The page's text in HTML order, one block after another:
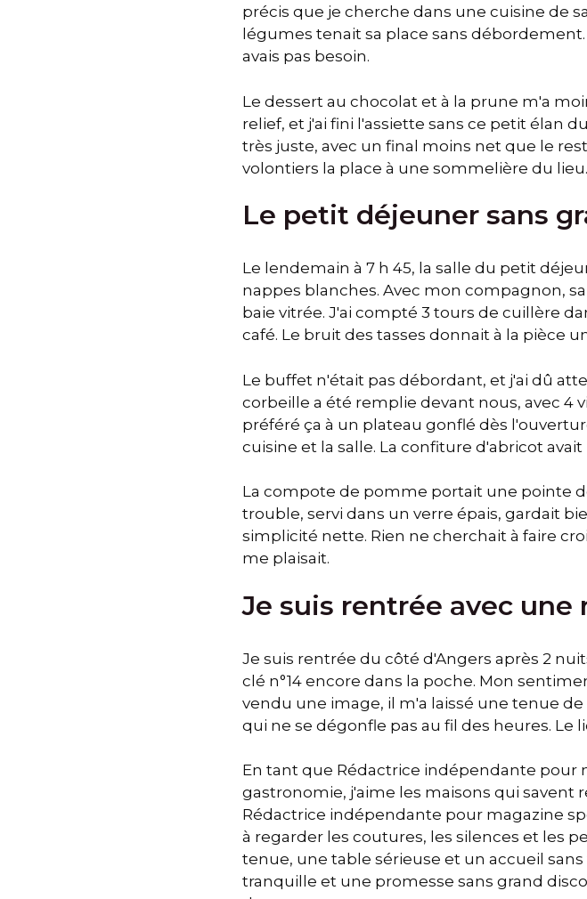
précis que je cherche dans une cuisine de
légumes tenait sa place sans
avais pas besoin.
Le dessert au chocolat et à la prune m'a
relief, et j'ai fini l'assiette sans ce petit élan
très juste, avec un final moins net que le
volontiers la place à une sommelière du lieu.
Le petit déjeuner sans
Le lendemain à 7 h 45, la salle du petit
nappes blanches. Avec mon compagnon,
baie vitrée. J'ai compté 3 tours de cuillère
café. Le bruit des tasses donnait à la pièce
Le buffet n'était pas débordant, et j'ai dû
corbeille a été remplie devant nous, avec 4
préféré ça à un plateau gonflé dès
cuisine et la salle. La confiture d'abricot
La compote de pomme portait une pointe
trouble, servi dans un verre épais, gardait
simplicité nette. Rien ne cherchait à faire
me plaisait.
Je suis rentrée avec une
Je suis rentrée du côté d'Angers après 2
clé n°14 encore dans la poche. Mon
vendu une image, il m'a laissé une tenue
qui ne se dégonfle pas au fil des heures. Le
En tant que Rédactrice indépendante pour
gastronomie, j'aime les maisons qui savent
Rédactrice indépendante pour magazine
à regarder les coutures, les silences et les
tenue, une table sérieuse et un accueil
tranquille et une promesse sans grand